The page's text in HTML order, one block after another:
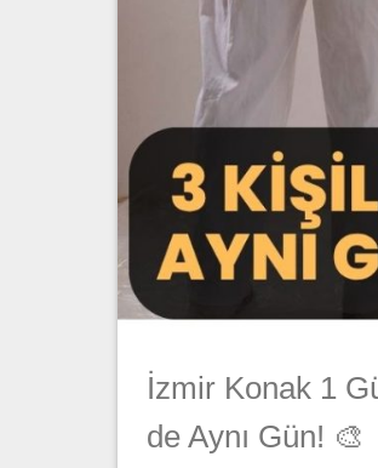
İzmir Konak 1
de Aynı Gün! 🎨